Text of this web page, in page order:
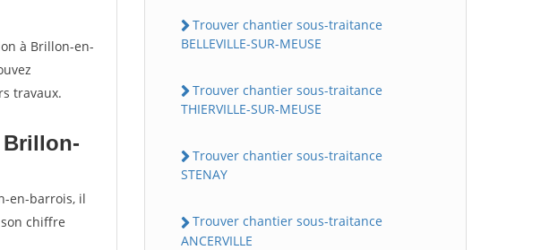
à Brillon-en-
travaux.
Brillon-
en-barrois, il
chiffre
Trouver chantier sous-traitance
BELLEVILLE-SUR-MEUSE
Trouver chantier sous-traitance
THIERVILLE-SUR-MEUSE
Trouver chantier sous-traitance
STENAY
Trouver chantier sous-traitance
ANCERVILLE